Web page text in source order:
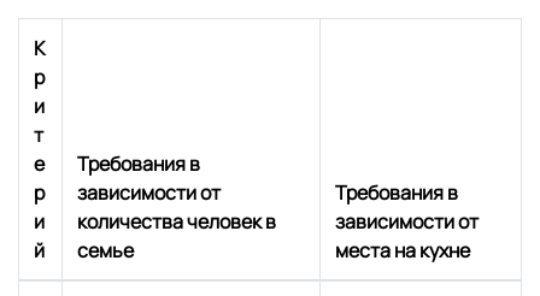
К
р
и
т
е
р
и
й
Требования в
зависимости от
количества человек в
семье
Требования в
зависимости от
места на кухне